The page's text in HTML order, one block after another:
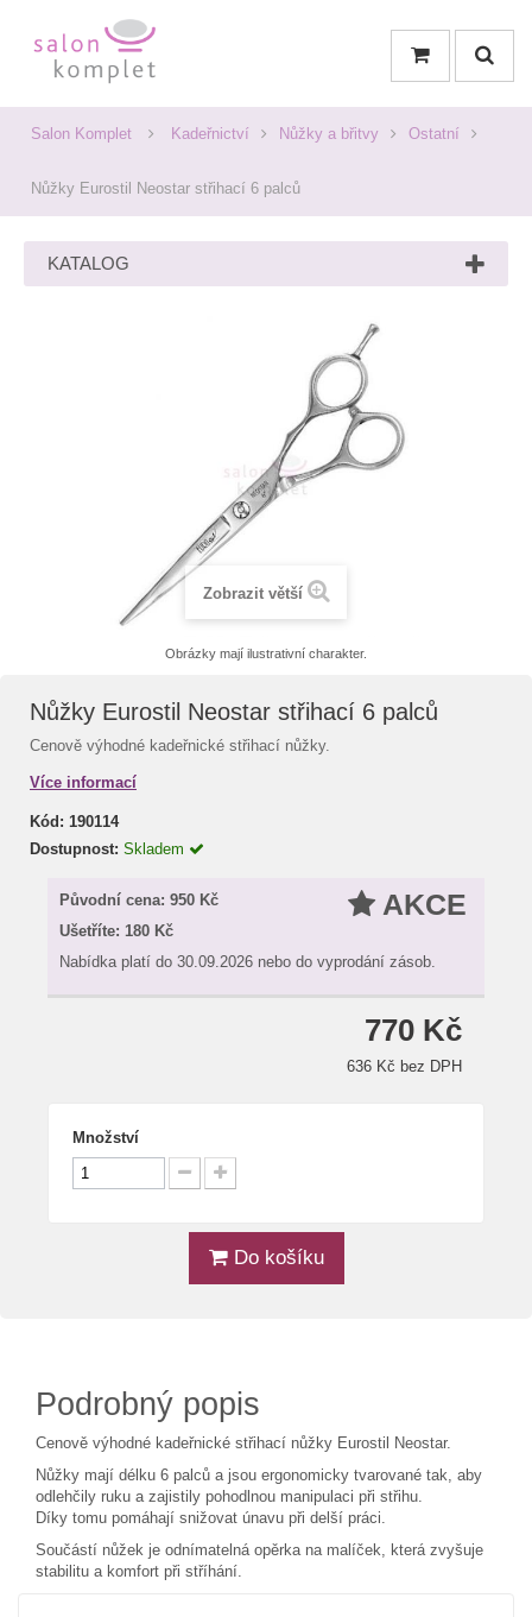
Salon Komplet Kadeřnictví Nůžky a břitvy Ostatní
Nůžky Eurostil Neostar střihací 6 palců
KATALOG
Zobrazit větší
Obrázky mají ilustrativní charakter.
Nůžky Eurostil Neostar střihací 6 palců
Cenově výhodné kadeřnické střihací nůžky.
Více informací
Kód: 190114
Dostupnost: Skladem
AKCE
Původní cena: 950 Kč
Ušetříte: 180 Kč
Nabídka platí do 30.09.2026 nebo do vyprodání zásob.
770 Kč
636 Kč bez DPH
Množství
Do košíku
Podrobný popis
Cenově výhodné kadeřnické střihací nůžky Eurostil Neostar.
Nůžky mají délku 6 palců a jsou ergonomicky tvarované tak, aby
odlehčily ruku a zajistily pohodlnou manipulaci při střihu.
Díky tomu pomáhají snižovat únavu při delší práci.
Součástí nůžek je odnímatelná opěrka na malíček, která zvyšuje
stabilitu a komfort při stříhání.